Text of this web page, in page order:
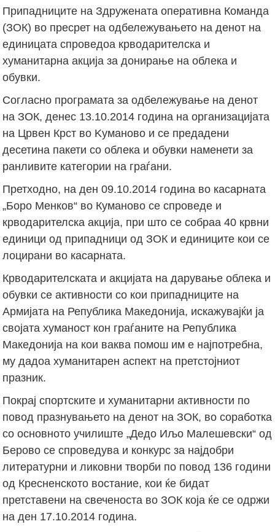
Припадниците на Здружената оперативна Команда
(ЗОК) во пресрет на одбележувањето на денот на
единицата спроведоа крводарителска и
хуманитарна акција за донирање на облека и
обувки.
Согласно програмата за одбележување на денот
на ЗОК, денес 13.10.2014 година на организацијата
на Црвен Крст во Kуманово и се предадени
десетина пакети со облека и обувки наменети за
ранливите категории на граѓани.
Претходно, на ден 09.10.2014 година во касарната
„Боро Менков“ во Куманово се спроведе и
крводарителска акција, при што се собраа 40 крвни
единици од припадници од ЗОК и единиците кои се
лоцирани во касарната.
Крводарителската и акцијата на дарување облека и
обувки се активности со кои припадниците на
Армијата на Република Македонија, искажувајќи ја
својата хуманост кон граѓаните на Република
Македонија на кои ваква помош им е најпотребна,
му дадоа хуманитарен аспект на претстојниот
празник.
Покрај спортските и хуманитарни активности по
повод празнувањето на денот на ЗОК, во соработка
со основното училиште „Дедо Иљо Малешевски“ од
Берово се спроведува и конкурс за најдобри
литературни и ликовни творби по повод 136 години
од Кресненското востание, кои ќе бидат
претставени на свеченоста во ЗОК која ќе се одржи
на ден 17.10.2014 година.